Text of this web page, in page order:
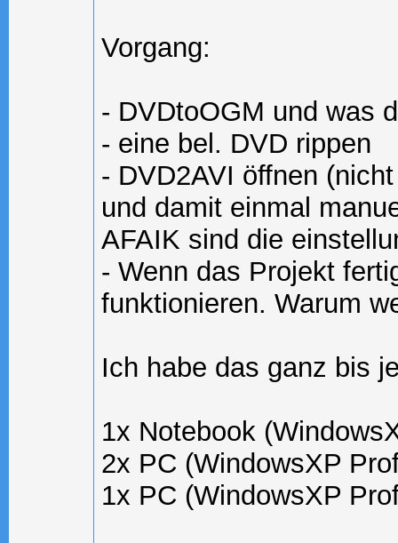
Vorgang:
- DVDtoOGM und was
- eine bel. DVD rippen
- DVD2AVI öffnen
und damit einmal
AFAIK sind die
- Wenn das Projekt
funktionieren. Warum
Ich habe das ganz bis
1x Notebook
2x PC (WindowsXP
1x PC (WindowsXP